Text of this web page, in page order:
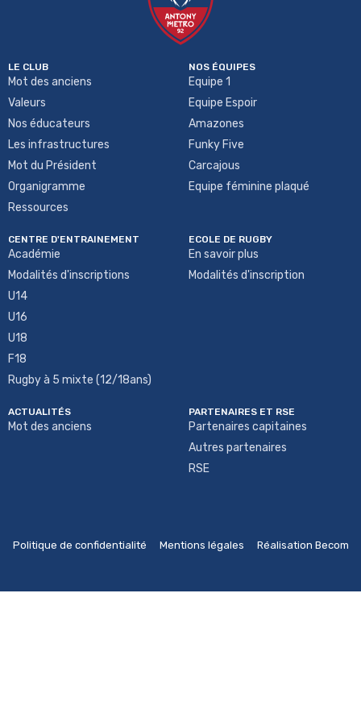
LE CLUB
Mot des anciens
Valeurs
Nos éducateurs
Les infrastructures
Mot du Président
Organigramme
Ressources
NOS ÉQUIPES
Equipe 1
Equipe Espoir
Amazones
Funky Five
Carcajous
Equipe féminine plaqué
CENTRE D'ENTRAINEMENT
Académie
Modalités d'inscriptions
U14
U16
U18
F18
Rugby à 5 mixte (12/18ans)
ECOLE DE RUGBY
En savoir plus
Modalités d'inscription
ACTUALITÉS
Mot des anciens
PARTENAIRES ET RSE
Partenaires capitaines
Autres partenaires
RSE
Politique de confidentialité Mentions légales Réalisation Becom